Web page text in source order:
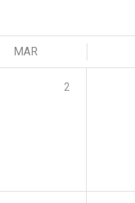
MAR
2